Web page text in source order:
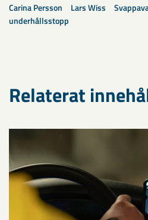
Carina Persson Lars Wiss
underhållsstopp
Relaterat